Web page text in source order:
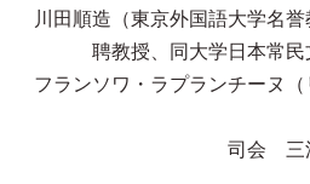
川田順造（東京外国語大学名
聘教授、同大学日本常民
フランソワ・ラプランチーヌ
司会 三